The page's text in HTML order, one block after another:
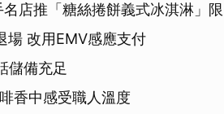
店推「糖絲捲餅義式冰淇淋」
場 改用EMV感應支付
儲備充足
香中感受職人溫度